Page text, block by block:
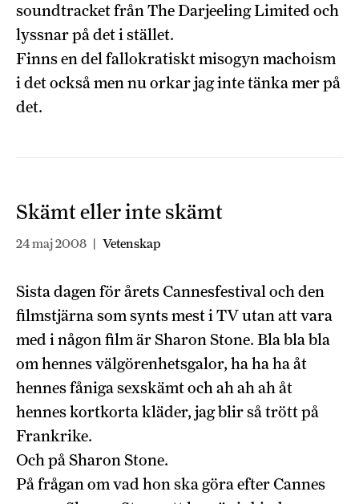
soundtracket från The Darjeeling Limited och
lyssnar på det i stället.
Finns en del fallokratiskt misogyn machoism
i det också men nu orkar jag inte tänka mer på
det.
Skämt eller inte skämt
24 maj 2008 | Vetenskap
Sista dagen för årets Cannesfestival och den
filmstjärna som synts mest i TV utan att vara
med i någon film är Sharon Stone. Bla bla bla
om hennes välgörenhetsgalor, ha ha ha åt
hennes fåniga sexskämt och ah ah ah åt
hennes kortkorta kläder, jag blir så trött på
Frankrike.
Och på Sharon Stone.
På frågan om vad hon ska göra efter Cannes